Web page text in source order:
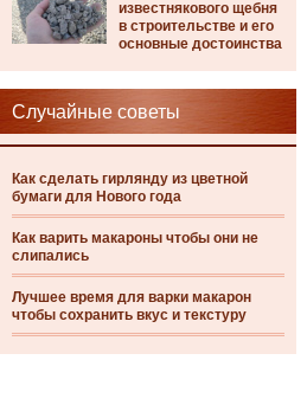
известнякового щебня
в строительстве и его
основные достоинства
Случайные советы
Как сделать гирлянду из цветной
бумаги для Нового года
Как варить макароны чтобы они не
слипались
Лучшее время для варки макарон
чтобы сохранить вкус и текстуру